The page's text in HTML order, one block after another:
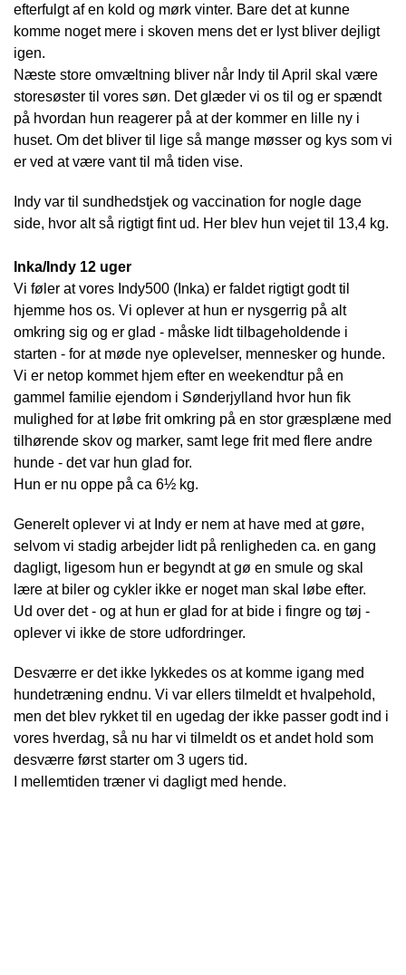
efterfulgt af en kold og mørk vinter. Bare det at kunne
komme noget mere i skoven mens det er lyst bliver dejligt
igen.
Næste store omvæltning bliver når Indy til April skal være
storesøster til vores søn. Det glæder vi os til og er spændt
på hvordan hun reagerer på at der kommer en lille ny i
huset. Om det bliver til lige så mange møsser og kys som vi
er ved at være vant til må tiden vise.
Indy var til sundhedstjek og vaccination for nogle dage
side, hvor alt så rigtigt fint ud. Her blev hun vejet til 13,4 kg.
Inka/Indy 12 uger
Vi føler at vores Indy500 (Inka) er faldet rigtigt godt til
hjemme hos os. Vi oplever at hun er nysgerrig på alt
omkring sig og er glad - måske lidt tilbageholdende i
starten - for at møde nye oplevelser, mennesker og hunde.
Vi er netop kommet hjem efter en weekendtur på en
gammel familie ejendom i Sønderjylland hvor hun fik
mulighed for at løbe frit omkring på en stor græsplæne med
tilhørende skov og marker, samt lege frit med flere andre
hunde - det var hun glad for.
Hun er nu oppe på ca 6½ kg.
Generelt oplever vi at Indy er nem at have med at gøre,
selvom vi stadig arbejder lidt på renligheden ca. en gang
dagligt, ligesom hun er begyndt at gø en smule og skal
lære at biler og cykler ikke er noget man skal løbe efter.
Ud over det - og at hun er glad for at bide i fingre og tøj -
oplever vi ikke de store udfordringer.
Desværre er det ikke lykkedes os at komme igang med
hundetræning endnu. Vi var ellers tilmeldt et hvalpehold,
men det blev rykket til en ugedag der ikke passer godt ind i
vores hverdag, så nu har vi tilmeldt os et andet hold som
desværre først starter om 3 ugers tid.
I mellemtiden træner vi dagligt med hende.